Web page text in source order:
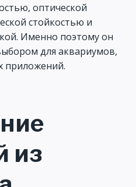
оптической
стойкостью и
Именно поэтому он
для аквариумов,
приложений.
из